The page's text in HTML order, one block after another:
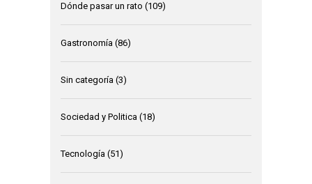
Dónde pasar un rato (109)
Gastronomía (86)
Sin categoría (3)
Sociedad y Politica (18)
Tecnología (51)